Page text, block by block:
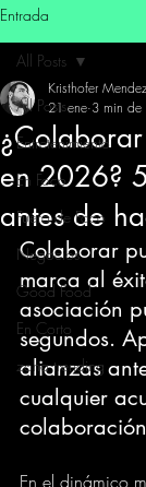
Entrada
All Posts
Entretenimiento
En Foco
Fuera de Foco
Negocios
Good Food
En Corto
zona trending
All Posts
en 2026?
antes de
Kristhofer
21 ene 3 min de
Colaborar
marca al
asociación
segundos.
alianzas
cualquier
En el dinámico